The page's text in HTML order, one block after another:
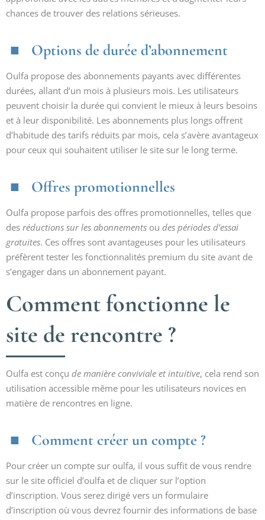
chances de trouver des relations sérieuses.
Options de durée d’abonnement
Oulfa propose des abonnements payants avec différentes
durées, allant d’un mois à plusieurs mois. Les utilisateurs
peuvent choisir la durée qui convient le mieux à leurs besoins
et à leur disponibilité. Les abonnements plus longs offrent
d’habitude des tarifs réduits par mois, cela s’avère avantageux
pour ceux qui souhaitent utiliser le site sur le long terme.
Offres promotionnelles
Oulfa propose parfois des offres promotionnelles, telles que
des réductions sur les abonnements ou des périodes d’essai
gratuites. Ces offres sont avantageuses pour les utilisateurs
préfèrent tester les fonctionnalités premium du site avant de
s’engager dans un abonnement payant.
Comment fonctionne le
site de rencontre ?
Oulfa est conçu de manière conviviale et intuitive, cela rend son
utilisation accessible même pour les utilisateurs novices en
matière de rencontres en ligne.
Comment créer un compte ?
Pour créer un compte sur oulfa, il vous suffit de vous rendre
sur le site officiel d’oulfa et de cliquer sur l’option
d’inscription. Vous serez dirigé vers un formulaire
d’inscription où vous devrez fournir des informations de base